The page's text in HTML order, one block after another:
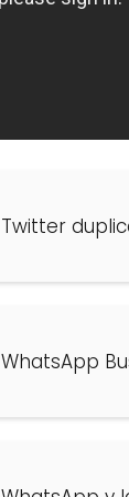
Twitter
WhatsApp